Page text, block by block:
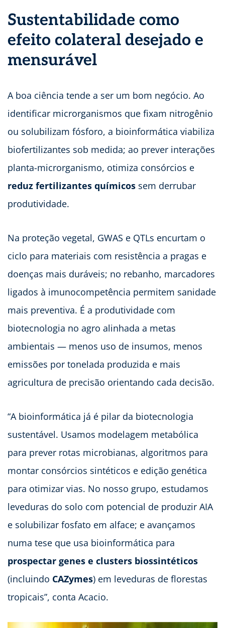
Sustentabilidade como
efeito colateral desejado e
mensurável
A boa ciência tende a ser um bom negócio. Ao
identificar microrganismos que fixam nitrogênio
ou solubilizam fósforo, a bioinformática viabiliza
biofertilizantes sob medida; ao prever interações
planta-microrganismo, otimiza consórcios e
reduz fertilizantes químicos sem derrubar
produtividade.
Na proteção vegetal, GWAS e QTLs encurtam o
ciclo para materiais com resistência a pragas e
doenças mais duráveis; no rebanho, marcadores
ligados à imunocompetência permitem sanidade
mais preventiva. É a produtividade com
biotecnologia no agro alinhada a metas
ambientais — menos uso de insumos, menos
emissões por tonelada produzida e mais
agricultura de precisão orientando cada decisão.
“A bioinformática já é pilar da biotecnologia
sustentável. Usamos modelagem metabólica
para prever rotas microbianas, algoritmos para
montar consórcios sintéticos e edição genética
para otimizar vias. No nosso grupo, estudamos
leveduras do solo com potencial de produzir AIA
e solubilizar fosfato em alface; e avançamos
numa tese que usa bioinformática para
prospectar genes e clusters biossintéticos
(incluindo CAZymes) em leveduras de florestas
tropicais”, conta Acacio.